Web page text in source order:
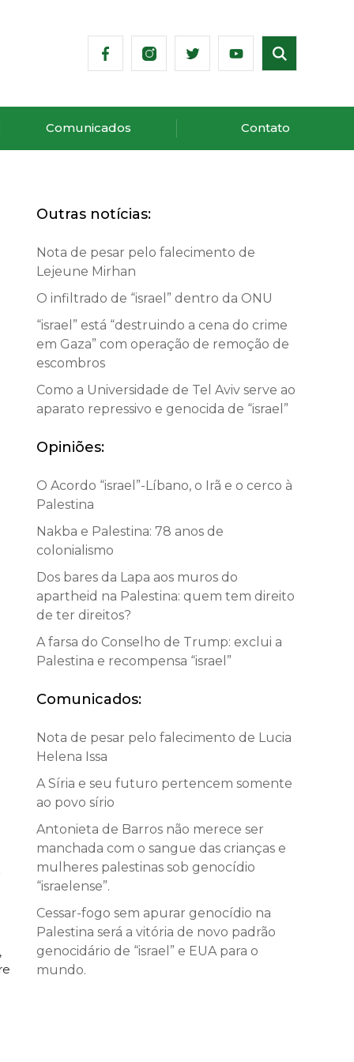
Comunicados Contato
Outras notícias:
Nota de pesar pelo falecimento de
Lejeune Mirhan
O infiltrado de “israel” dentro da ONU
“israel” está “destruindo a cena do crime
em Gaza” com operação de remoção de
escombros
Como a Universidade de Tel Aviv serve ao
aparato repressivo e genocida de “israel”
Opiniões:
O Acordo “israel”-Líbano, o Irã e o cerco à
Palestina
Nakba e Palestina: 78 anos de
colonialismo
Dos bares da Lapa aos muros do
apartheid na Palestina: quem tem direito
de ter direitos?
A farsa do Conselho de Trump: exclui a
Palestina e recompensa “israel”
Comunicados:
Nota de pesar pelo falecimento de Lucia
Helena Issa
A Síria e seu futuro pertencem somente
ao povo sírio
Antonieta de Barros não merece ser
manchada com o sangue das crianças e
mulheres palestinas sob genocídio
“israelense”.
Cessar-fogo sem apurar genocídio na
Palestina será a vitória de novo padrão
genocidário de “israel” e EUA para o
mundo.